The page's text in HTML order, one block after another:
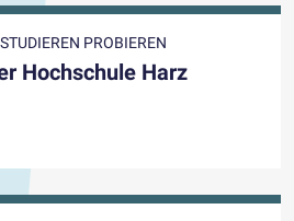
PROBIEREN
Hochschule Harz